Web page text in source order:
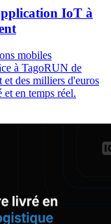
IoT à
mobiles
à TagoRUN de
et des milliers d'euros
et en temps réel.